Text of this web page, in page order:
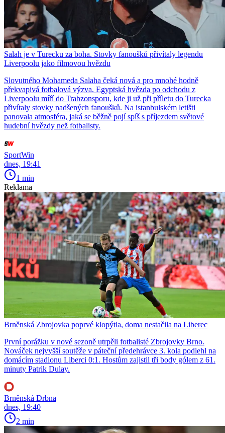
Salah je v Turecku za boha. Stovky fanoušků přivítaly legendu
Liverpoolu jako filmovou hvězdu
Slovutného Mohameda Salaha čeká nová a pro mnohé hodně
překvapivá fotbalová výzva. Egyptská hvězda po odchodu z
Liverpoolu míří do Trabzonsporu, kde ji už při příletu do Turecka
přivítaly stovky nadšených fanoušků. Na istanbulském letišti
panovala atmosféra, jaká se běžně pojí spíš s příjezdem světové
hudební hvězdy než fotbalisty.
SportWin
dnes, 19:41
1 min
Reklama
Brněnská Zbrojovka poprvé klopýtla, doma nestačila na Liberec
První porážku v nové sezoně utrpěli fotbalisté Zbrojovky Brno.
Nováček nejvyšší soutěže v páteční předehrávce 3. kola podlehl na
domácím stadionu Liberci 0:1. Hostům zajistil tři body gólem z 61.
minuty Patrik Dulay.
Brněnská Drbna
dnes, 19:40
2 min